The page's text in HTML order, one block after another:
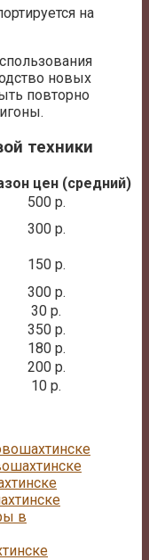
на
новых
повторно
техники
цен (средний)
500 р.
300 р.
150 р.
300 р.
30 р.
350 р.
180 р.
200 р.
10 р.
в